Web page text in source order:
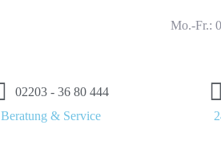
Mo.-Fr.:
02203 - 36 80 444
Beratung & Service